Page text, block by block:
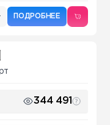
ПОДРОБНЕЕ
344 491